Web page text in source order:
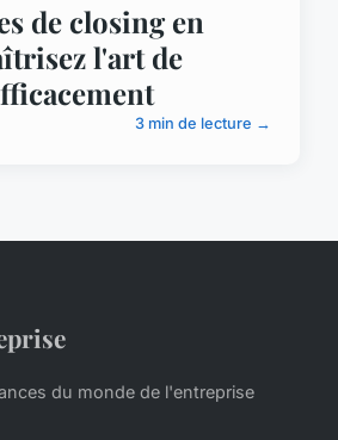
de closing en
l'art de
3 min de lecture →
du monde de l'entreprise